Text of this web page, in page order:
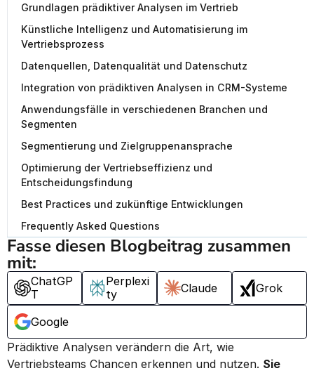
Grundlagen prädiktiver Analysen im Vertrieb
Künstliche Intelligenz und Automatisierung im
Vertriebsprozess
Datenquellen, Datenqualität und Datenschutz
Integration von prädiktiven Analysen in CRM-Systeme
Anwendungsfälle in verschiedenen Branchen und
Segmenten
Segmentierung und Zielgruppenansprache
Optimierung der Vertriebseffizienz und
Entscheidungsfindung
Best Practices und zukünftige Entwicklungen
Frequently Asked Questions
Fasse diesen Blogbeitrag zusammen
mit:
ChatGP
T
Perplexi
ty
Claude Grok
Google
Prädiktive Analysen verändern die Art, wie
Vertriebsteams Chancen erkennen und nutzen. Sie